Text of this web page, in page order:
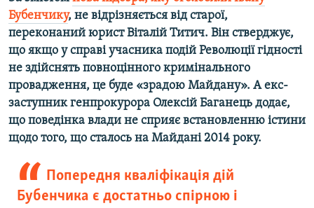
Усі сайти RFE/RL
Бубенчику, не відрізняється від старої,
переконаний юрист Віталій Титич. Він стверджує,
що якщо у справі учасника подій Революції гідності
не здійснять повноцінного кримінального
провадження, це буде «зрадою Майдану». А екс-
заступник генпрокурора Олексій Баганець додає,
що поведінка влади не сприяє встановленню істини
щодо того, що сталось на Майдані 2014 року.
Попередня кваліфікація дій
Бубенчика є достатньо спірною і